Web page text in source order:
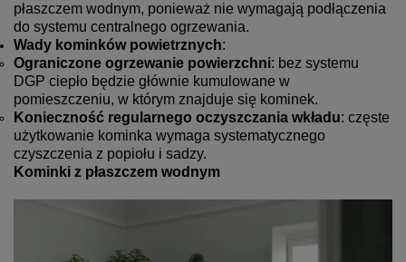
płaszczem wodnym, ponieważ nie wymagają podłączenia
do systemu centralnego ogrzewania.
Wady kominków powietrznych:
Ograniczone ogrzewanie powierzchni: bez systemu
DGP ciepło będzie głównie kumulowane w
pomieszczeniu, w którym znajduje się kominek.
Konieczność regularnego oczyszczania wkładu: częste
użytkowanie kominka wymaga systematycznego
czyszczenia z popiołu i sadzy.
Kominki z płaszczem wodnym